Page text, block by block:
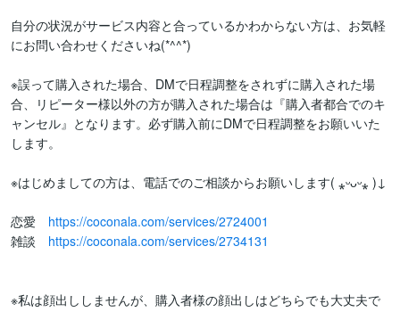
自分の状況がサービス内容と合っているかわからない方は、お気軽
にお問い合わせくださいね(*^^*)
※誤って購入された場合、DMで日程調整をされずに購入された場
合、リピーター様以外の方が購入された場合は『購入者都合でのキ
ャンセル』となります。必ず購入前にDMで日程調整をお願いいた
します。
※はじめましての方は、電話でのご相談からお願いします( ⁎ᵕᴗᵕ⁎ )↓
恋愛 https://coconala.com/services/2724001
雑談 https://coconala.com/services/2734131
※私は顔出ししませんが、購入者様の顔出しはどちらでも大丈夫で